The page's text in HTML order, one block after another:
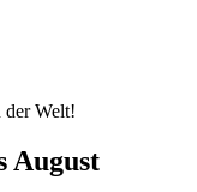
der Welt!
August